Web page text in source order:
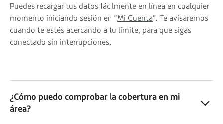
Puedes recargar tus datos fácilmente en línea en cualquier
momento iniciando sesión en “Mi Cuenta”. Te avisaremos
cuando te estés acercando a tu límite, para que sigas
conectado sin interrupciones.
¿Cómo puedo comprobar la cobertura en mi
área?